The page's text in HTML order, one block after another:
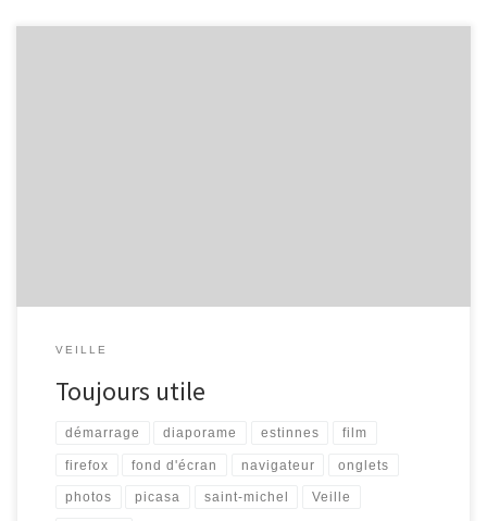
VEILLE
Toujours utile
démarrage diaporame estinnes film
firefox fond d'écran navigateur onglets
photos picasa saint-michel Veille